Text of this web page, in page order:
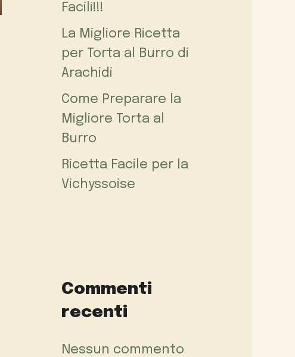
Facili!!!
La Migliore Ricetta
per Torta al Burro di
Arachidi
Come Preparare la
Migliore Torta al
Burro
Ricetta Facile per la
Vichyssoise
Commenti
recenti
Nessun commento